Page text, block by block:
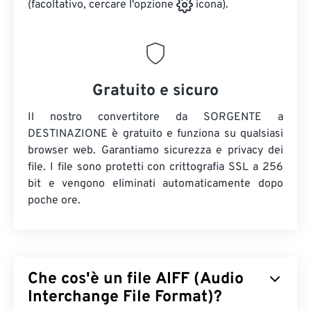
(facoltativo, cercare l'opzione icona).
Gratuito e sicuro
Il nostro convertitore da SORGENTE a
DESTINAZIONE è gratuito e funziona su qualsiasi
browser web. Garantiamo sicurezza e privacy dei
file. I file sono protetti con crittografia SSL a 256
bit e vengono eliminati automaticamente dopo
poche ore.
Che cos'è un file AIFF (Audio
Interchange File Format)?